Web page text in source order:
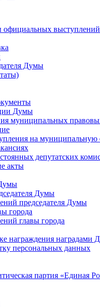
выступлений
Думы
Думы
муниципальных
на муниципальную
депутатских
акты
Думы
председателя Думы
города
главы города
награждения наградами
персональных данных
партия «Единая